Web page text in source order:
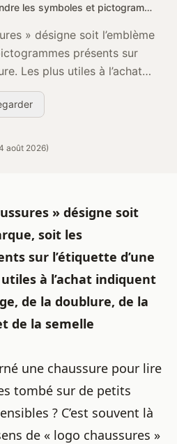
Logo chaussures : comprendre les symboles et pictogrammes
» désigne soit l’emblème
présents sur
Les plus utiles à l’achat
la tige, de la dou...
août 2026)
» désigne soit
soit les
sur l’étiquette d’une
à l’achat indiquent
de la doublure, de la
de la semelle
une chaussure pour lire
tombé sur de petits
? C’est souvent là
de « logo chaussures »